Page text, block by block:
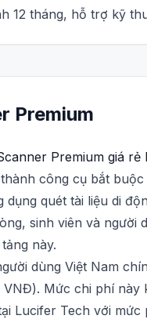
12 tháng, hỗ trợ kỹ
Premium
Premium giá
công cụ bắt
quét tài liệu di
sinh viên và
này.
dùng Việt Nam
Mức chi phí
Lucifer Tech với